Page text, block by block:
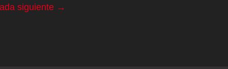
siguiente →